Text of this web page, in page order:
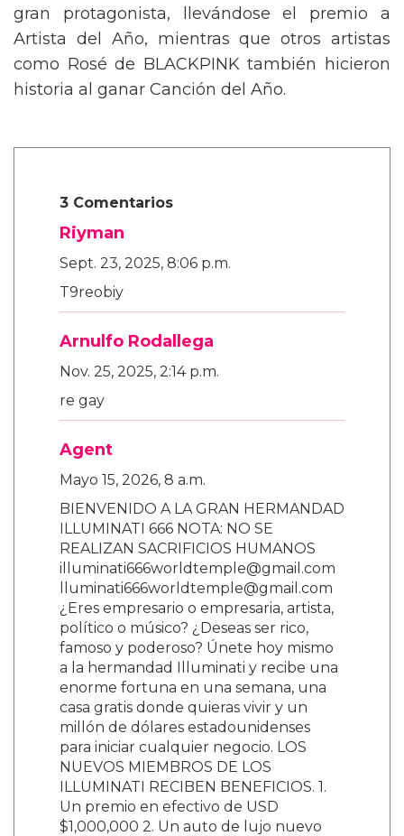
gran protagonista, llevándose el premio a
Artista del Año, mientras que otros artistas
como Rosé de BLACKPINK también hicieron
historia al ganar Canción del Año.
3 Comentarios
Riyman
Sept. 23, 2025, 8:06 p.m.
T9reobiy
Arnulfo Rodallega
Nov. 25, 2025, 2:14 p.m.
re gay
Agent
Mayo 15, 2026, 8 a.m.
BIENVENIDO A LA GRAN HERMANDAD
ILLUMINATI 666 NOTA: NO SE
REALIZAN SACRIFICIOS HUMANOS
illuminati666worldtemple@gmail.com
lluminati666worldtemple@gmail.com
¿Eres empresario o empresaria, artista,
político o músico? ¿Deseas ser rico,
famoso y poderoso? Únete hoy mismo
a la hermandad Illuminati y recibe una
enorme fortuna en una semana, una
casa gratis donde quieras vivir y un
millón de dólares estadounidenses
para iniciar cualquier negocio. LOS
NUEVOS MIEMBROS DE LOS
ILLUMINATI RECIBEN BENEFICIOS. 1.
Un premio en efectivo de USD
$1,000,000 2. Un auto de lujo nuevo